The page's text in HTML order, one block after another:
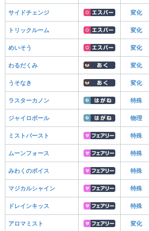
サイドチェンジ 変化
トリックルーム 変化
めいそう 変化
わるだくみ 変化
うそなき 変化
ラスターカノン 特殊
ジャイロボール 物理
ミストバースト 特殊
ムーンフォース 特殊
みわくのボイス 特殊
マジカルシャイン 特殊
ドレインキッス 特殊
アロマミスト 変化